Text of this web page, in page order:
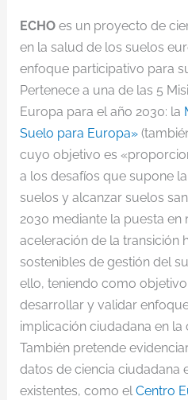
ECHO es un proyecto de
en la salud de los suelos
enfoque participativo para
Pertenece a una de las 5
Europa para el año 2030: la
Suelo para Europa»
cuyo objetivo es
a los desafíos que supone
suelos y alcanzar suelos
2030 mediante la puesta
aceleración de la transición
sostenibles de gestión del
ello, teniendo como
desarrollar y validar
implicación ciudadana en la
También pretende
datos de ciencia ciudadana
existentes, como elCentro